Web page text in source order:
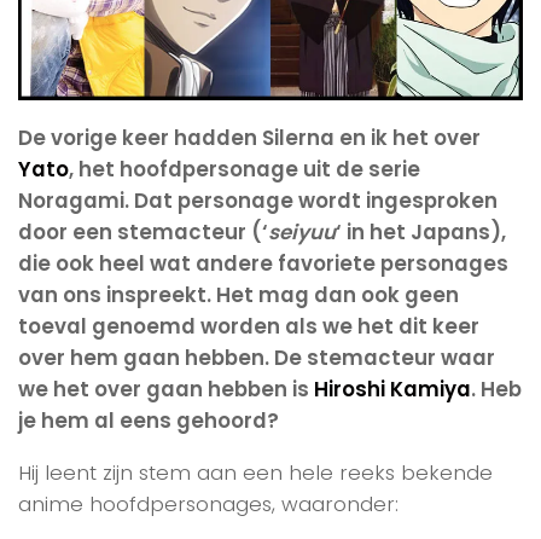
De vorige keer hadden Silerna en ik het over
Yato, het hoofdpersonage uit de serie
Noragami. Dat personage wordt ingesproken
door een stemacteur (‘seiyuu‘ in het Japans),
die ook heel wat andere favoriete personages
van ons inspreekt. Het mag dan ook geen
toeval genoemd worden als we het dit keer
over hem gaan hebben. De stemacteur waar
we het over gaan hebben is Hiroshi Kamiya. Heb
je hem al eens gehoord?
Hij leent zijn stem aan een hele reeks bekende
anime hoofdpersonages, waaronder: